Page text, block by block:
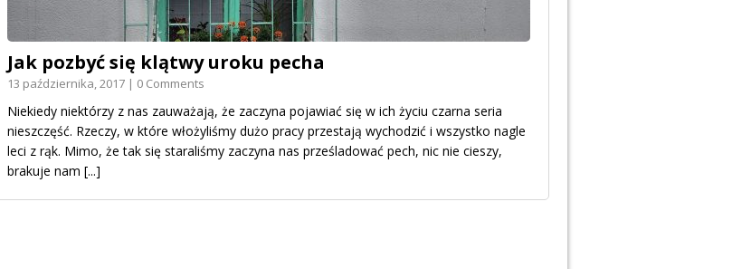
Jak pozbyć się klątwy uroku pecha
13 października, 2017 | 0 Comments
Niekiedy niektórzy z nas zauważają, że zaczyna pojawiać się w ich życiu czarna seria
nieszczęść. Rzeczy, w które włożyliśmy dużo pracy przestają wychodzić i wszystko nagle
leci z rąk. Mimo, że tak się staraliśmy zaczyna nas prześladować pech, nic nie cieszy,
brakuje nam [...]